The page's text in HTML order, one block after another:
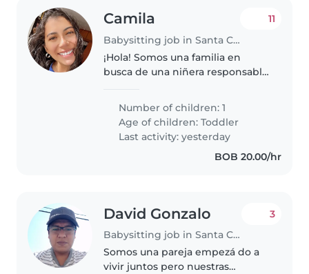
Camila
Babysitting job in Santa Cruz
11
¡Hola! Somos una familia en
busca de una niñera responsable
inteligente, y siempre está lleno
de energía. Nos encantaría..
Number of children: 1
Age of children:Toddler
Last activity: yesterday
BOB 20.00/hr
David Gonzalo
Babysitting job in Santa Cruz
3
Somos una pareja empezá do a
vivir juntos pero nuestras